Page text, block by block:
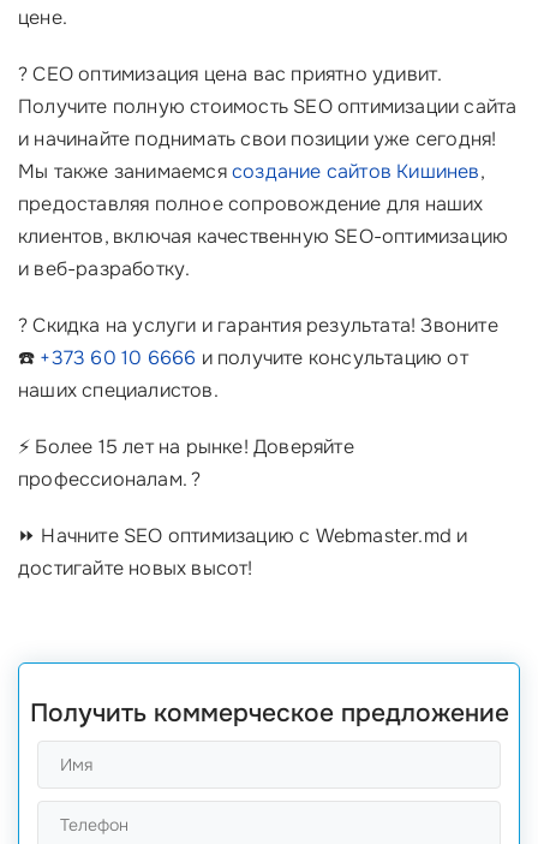
цене.
? СЕО оптимизация цена вас приятно удивит.
Получите полную стоимость SEO оптимизации сайта
и начинайте поднимать свои позиции уже сегодня!
Мы также занимаемсясоздание сайтов Кишинев,
предоставляя полное сопровождение для наших
клиентов, включая качественную SEO-оптимизацию
и веб-разработку.
? Скидка на услуги и гарантия результата! Звоните
☎️ +373 60 10 6666 и получите консультацию от
наших специалистов.
⚡️ Более 15 лет на рынке! Доверяйте
профессионалам. ?
⏩ Начните SEO оптимизацию с Webmaster.md и
достигайте новых высот!
Получить коммерческое предложение